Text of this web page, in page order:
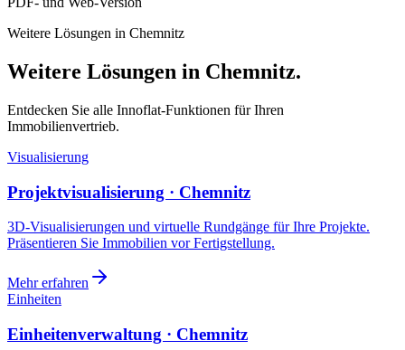
Weitere Lösungen in Chemnitz
Weitere Lösungen in Chemnitz.
Entdecken Sie alle Innoflat-Funktionen für Ihren
Immobilienvertrieb.
Visualisierung
Projektvisualisierung · Chemnitz
3D-Visualisierungen und virtuelle Rundgänge für Ihre Projekte.
Präsentieren Sie Immobilien vor Fertigstellung.
Mehr erfahren
Einheiten
Einheitenverwaltung · Chemnitz